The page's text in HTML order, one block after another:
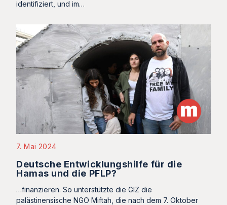
identifiziert, und im…
7. Mai 2024
Deutsche Entwicklungshilfe für die
Hamas und die PFLP?
…finanzieren. So unterstützte die GIZ die
palästinensische NGO Miftah, die nach dem 7. Oktober